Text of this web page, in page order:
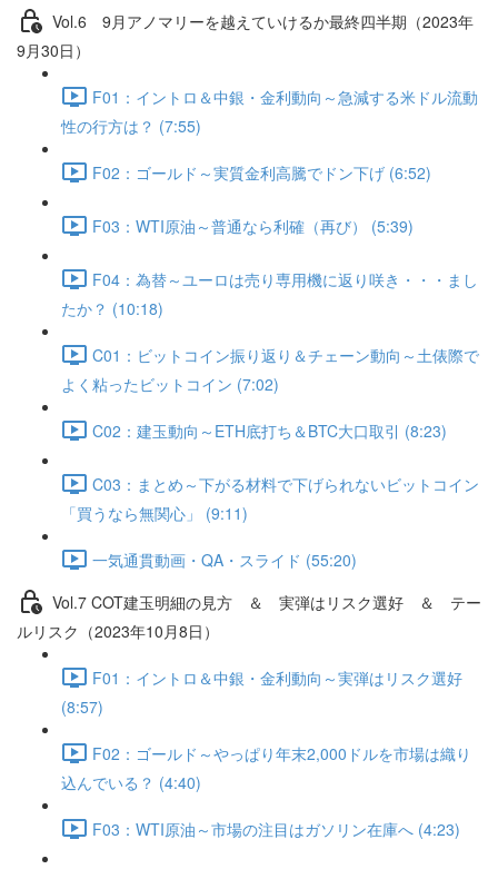
Vol.6 9⽉アノマリーを越えていけるか最終四半期（2023年
9月30日）
F01：イントロ＆中銀・金利動向～急減する米ドル流動
性の行方は？ (7:55)
F02：ゴールド～実質金利高騰でドン下げ (6:52)
F03：WTI原油～普通なら利確（再び） (5:39)
F04：為替～ユーロは売り専用機に返り咲き・・・まし
たか？ (10:18)
C01：ビットコイン振り返り＆チェーン動向～土俵際で
よく粘ったビットコイン (7:02)
C02：建玉動向～ETH底打ち＆BTC大口取引 (8:23)
C03：まとめ～下がる材料で下げられないビットコイン
「買うなら無関心」 (9:11)
一気通貫動画・QA・スライド (55:20)
Vol.7 COT建⽟明細の⾒⽅ ＆ 実弾はリスク選好 ＆ テー
ルリスク（2023年10月8日）
F01：イントロ＆中銀・金利動向～実弾はリスク選好
(8:57)
F02：ゴールド～やっぱり年末2,000ドルを市場は織り
込んでいる？ (4:40)
F03：WTI原油～市場の注目はガソリン在庫へ (4:23)